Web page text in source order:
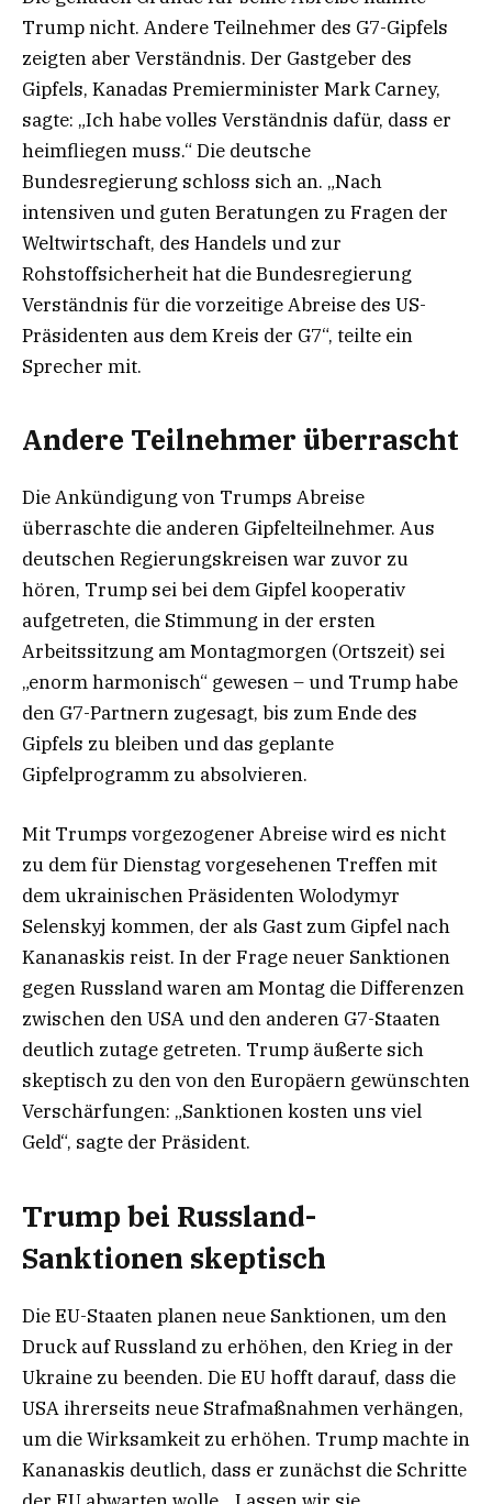
Trump nicht. Andere Teilnehmer des G7-Gipfels
zeigten aber Verständnis. Der Gastgeber des
Gipfels, Kanadas Premierminister Mark Carney,
sagte: „Ich habe volles Verständnis dafür, dass er
heimfliegen muss.“ Die deutsche
Bundesregierung schloss sich an. „Nach
intensiven und guten Beratungen zu Fragen der
Weltwirtschaft, des Handels und zur
Rohstoffsicherheit hat die Bundesregierung
Verständnis für die vorzeitige Abreise des US-
Präsidenten aus dem Kreis der G7“, teilte ein
Sprecher mit.
Andere Teilnehmer überrascht
Die Ankündigung von Trumps Abreise
überraschte die anderen Gipfelteilnehmer. Aus
deutschen Regierungskreisen war zuvor zu
hören, Trump sei bei dem Gipfel kooperativ
aufgetreten, die Stimmung in der ersten
Arbeitssitzung am Montagmorgen (Ortszeit) sei
„enorm harmonisch“ gewesen – und Trump habe
den G7-Partnern zugesagt, bis zum Ende des
Gipfels zu bleiben und das geplante
Gipfelprogramm zu absolvieren.
Mit Trumps vorgezogener Abreise wird es nicht
zu dem für Dienstag vorgesehenen Treffen mit
dem ukrainischen Präsidenten Wolodymyr
Selenskyj kommen, der als Gast zum Gipfel nach
Kananaskis reist. In der Frage neuer Sanktionen
gegen Russland waren am Montag die Differenzen
zwischen den USA und den anderen G7-Staaten
deutlich zutage getreten. Trump äußerte sich
skeptisch zu den von den Europäern gewünschten
Verschärfungen: „Sanktionen kosten uns viel
Geld“, sagte der Präsident.
Trump bei Russland-
Sanktionen skeptisch
Die EU-Staaten planen neue Sanktionen, um den
Druck auf Russland zu erhöhen, den Krieg in der
Ukraine zu beenden. Die EU hofft darauf, dass die
USA ihrerseits neue Strafmaßnahmen verhängen,
um die Wirksamkeit zu erhöhen. Trump machte in
Kananaskis deutlich, dass er zunächst die Schritte